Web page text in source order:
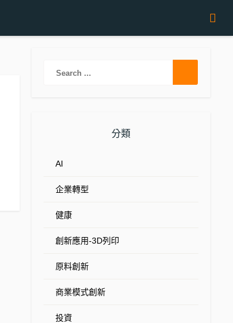
分類
AI
企業轉型
健康
創新應用-3D列印
原料創新
商業模式創新
投資